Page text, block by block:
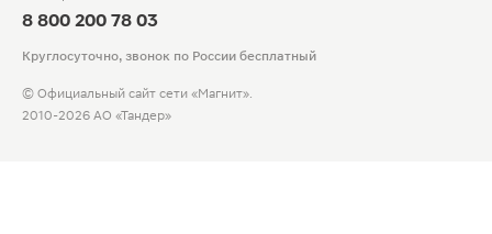
8 800 200 78 03
Круглосуточно, звонок по России бесплатный
© Официальный сайт сети «Магнит».
2010-2026 АО «Тандер»